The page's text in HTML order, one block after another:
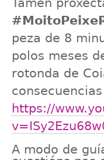
Tamén
peza de 8
polos meses
rotonda de
https://
A modo de